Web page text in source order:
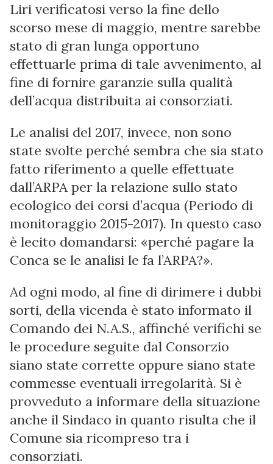
Liri verificatosi verso la fine dello
scorso mese di maggio, mentre sarebbe
stato di gran lunga opportuno
effettuarle prima di tale avvenimento, al
fine di fornire garanzie sulla qualità
dell’acqua distribuita ai consorziati.
Le analisi del 2017, invece, non sono
state svolte perché sembra che sia stato
fatto riferimento a quelle effettuate
dall’ARPA per la relazione sullo stato
ecologico dei corsi d’acqua (Periodo di
monitoraggio 2015-2017). In questo caso
è lecito domandarsi: «perché pagare la
Conca se le analisi le fa l’ARPA?».
Ad ogni modo, al fine di dirimere i dubbi
sorti, della vicenda è stato informato il
Comando dei N.A.S., affinché verifichi se
le procedure seguite dal Consorzio
siano state corrette oppure siano state
commesse eventuali irregolarità. Si è
provveduto a informare della situazione
anche il Sindaco in quanto risulta che il
Comune sia ricompreso tra i
consorziati.